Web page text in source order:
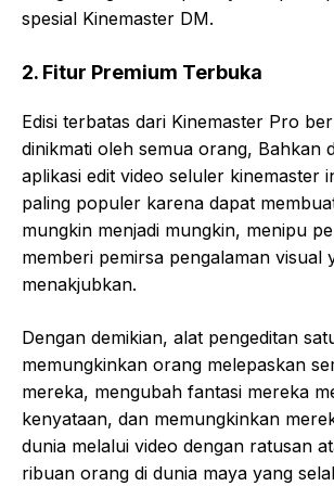
spesial Kinemaster DM.
2. Fitur Premium Terbuka
Edisi terbatas dari Kinemaster Pro
dinikmati oleh semua orang, Bahkan
aplikasi edit video seluler kinemaster
paling populer karena dapat
mungkin menjadi mungkin, menipu
memberi pemirsa pengalaman visual
menakjubkan.
Dengan demikian, alat pengeditan
memungkinkan orang melepaskan
mereka, mengubah fantasi mereka
kenyataan, dan memungkinkan
dunia melalui video dengan ratusan
ribuan orang di dunia maya yang